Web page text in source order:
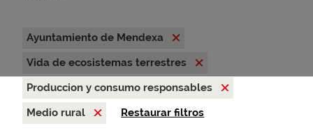
Ayuntamiento de Mendexa
Vida de ecosistemas terrestres
Produccion y consumo responsables
Medio rural
Restaurar filtros